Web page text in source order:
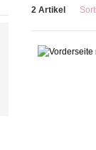
2 Artikel